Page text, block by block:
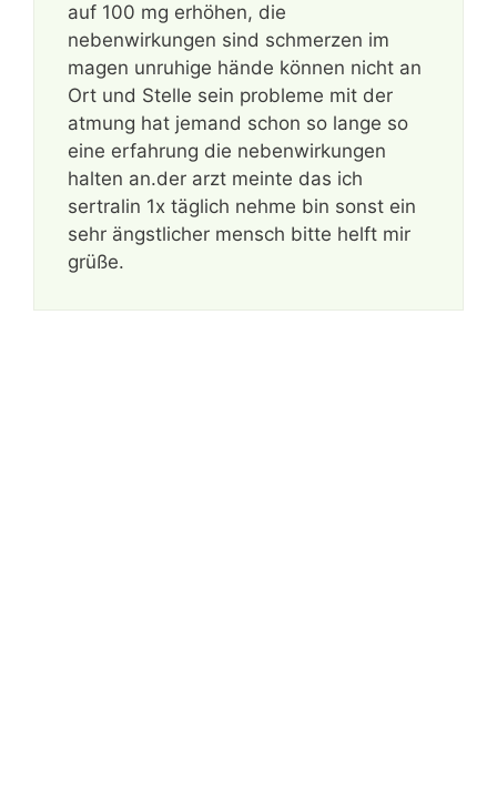
auf 100 mg erhöhen, die
nebenwirkungen sind schmerzen im
magen unruhige hände können nicht an
Ort und Stelle sein probleme mit der
atmung hat jemand schon so lange so
eine erfahrung die nebenwirkungen
halten an.der arzt meinte das ich
sertralin 1x täglich nehme bin sonst ein
sehr ängstlicher mensch bitte helft mir
grüße.